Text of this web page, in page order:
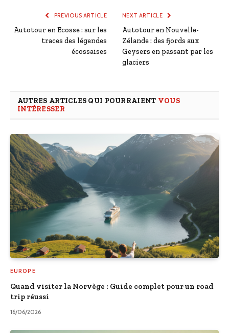
PREVIOUS ARTICLE
Autotour en Ecosse : sur les
traces des légendes
écossaises
NEXT ARTICLE
Autotour en Nouvelle-
Zélande : des fjords aux
Geysers en passant par les
glaciers
AUTRES ARTICLES QUI POURRAIENT VOUS
INTÉRESSER
EUROPE
Quand visiter la Norvège : Guide complet pour un road
trip réussi
16/06/2026